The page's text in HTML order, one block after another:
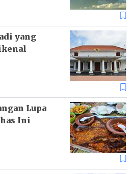
yang
Lupa
Ini